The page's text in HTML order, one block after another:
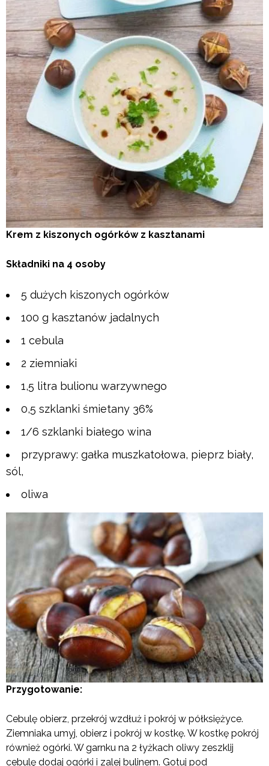
Krem z kiszonych ogórków z kasztanami
Składniki na 4 osoby
5 dużych kiszonych ogórków
100 g kasztanów jadalnych
1 cebula
2 ziemniaki
1,5 litra bulionu warzywnego
0,5 szklanki śmietany 36%
1/6 szklanki białego wina
przyprawy: gałka muszkatołowa, pieprz biały,
sól,
oliwa
Przygotowanie:
Cebulę obierz, przekrój wzdłuż i pokrój w półksiężyce.
Ziemniaka umyj, obierz i pokrój w kostkę. W kostkę pokrój
również ogórki. W garnku na 2 łyżkach oliwy zeszklij
cebulę dodaj ogórki i zalej bulinem. Gotuj pod